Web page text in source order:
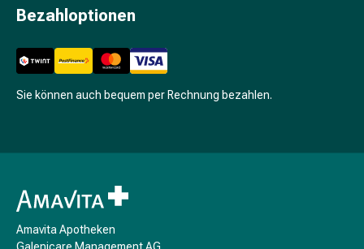
Nüsse
Beeren
Aufbaupräparat
Zahnen
Babymilch
Bezahloptionen
Sie können auch bequem per Rechnung bezahlen.
Amavita Apotheken